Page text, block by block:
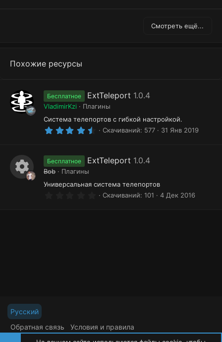
Смотреть ещё...
Похожие ресурсы
Бесплатное ExtTeleport 1.0.4
VladimirKzi
Плагины
Система телепортов с гибкой настройкой.
4
з
з
д
Скачиваний 577 31 Янв 2019
с
у
р
Бесплатное ExtTeleport 1.0.4
Bob
Плагины
Универсальная система телепортов
0 Скачиваний 101 4 Дек 2016
Русский
Обратная связь
Условия и правила